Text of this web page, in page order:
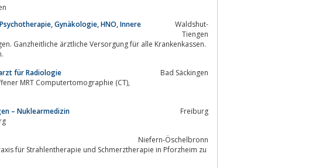
Gynäkologie, HNO, Innere
Waldshut-
Tiengen
für Radiologie
Bad Säckingen
– Nuklearmedizin
Freiburg
Niefern-Öschelbronn